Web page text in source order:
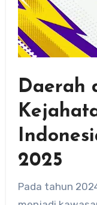
Daerah
2025
Pada tahun